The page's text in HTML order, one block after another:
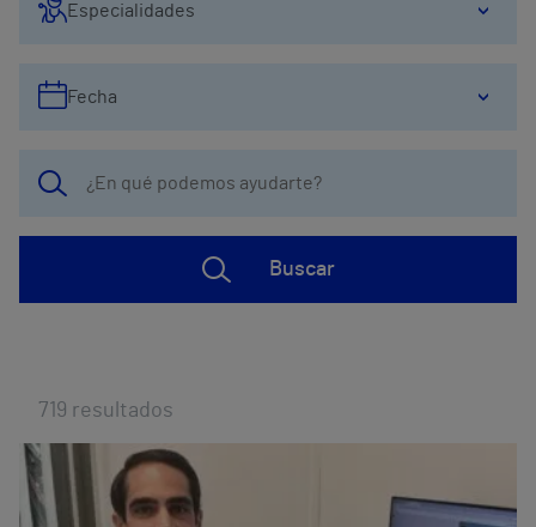
Especialidades
Fecha
Buscar
719 resultados